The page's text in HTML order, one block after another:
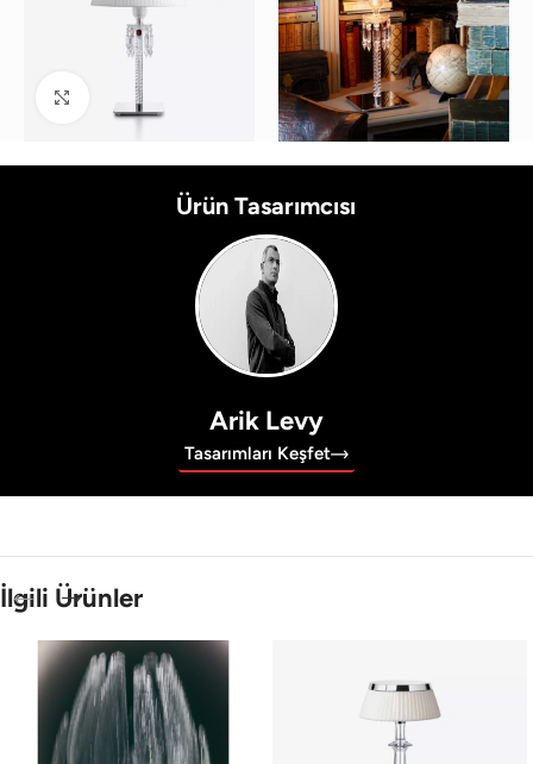
Büyütmek için tıklayın
Ürün Tasarımcısı
Arik Levy
Tasarımları Keşfet
İlgili Ürünler